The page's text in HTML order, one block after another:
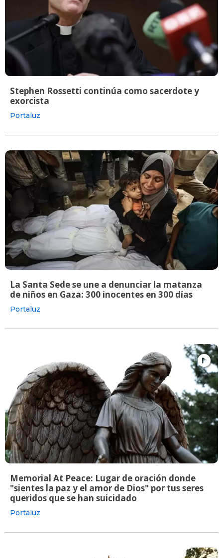
Stephen Rossetti continúa como sacerdote y
exorcista
Portaluz
La Santa Sede se une a denunciar la matanza
de niños en Gaza: 300 inocentes en 300 días
Portaluz
Memorial At Peace: Lugar de oración donde
"sientes la paz y el amor de Dios" por tus seres
queridos que se han suicidado
Portaluz